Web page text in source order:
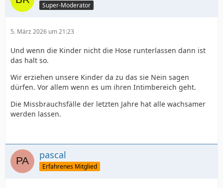
Super-Moderator
5. März 2026 um 21:23
Und wenn die Kinder nicht die Hose runterlassen dann ist
das halt so.
Wir erziehen unsere Kinder da zu das sie Nein sagen
dürfen. Vor allem wenn es um ihren Intimbereich geht.
Die Missbrauchsfälle der letzten Jahre hat alle wachsamer
werden lassen.
pascal
Erfahrenes Mitglied